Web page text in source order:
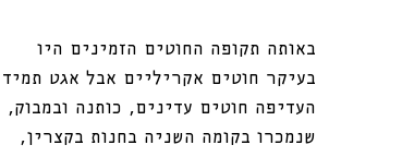
באותה תקופה החוטים הזמינים היו
בעיקר חוטים אקריליים אבל אגט תמיד
העדיפה חוטים עדינים, כותנה ובמבוק,
שנמכרו בקומה השניה בחנות בקצרין,